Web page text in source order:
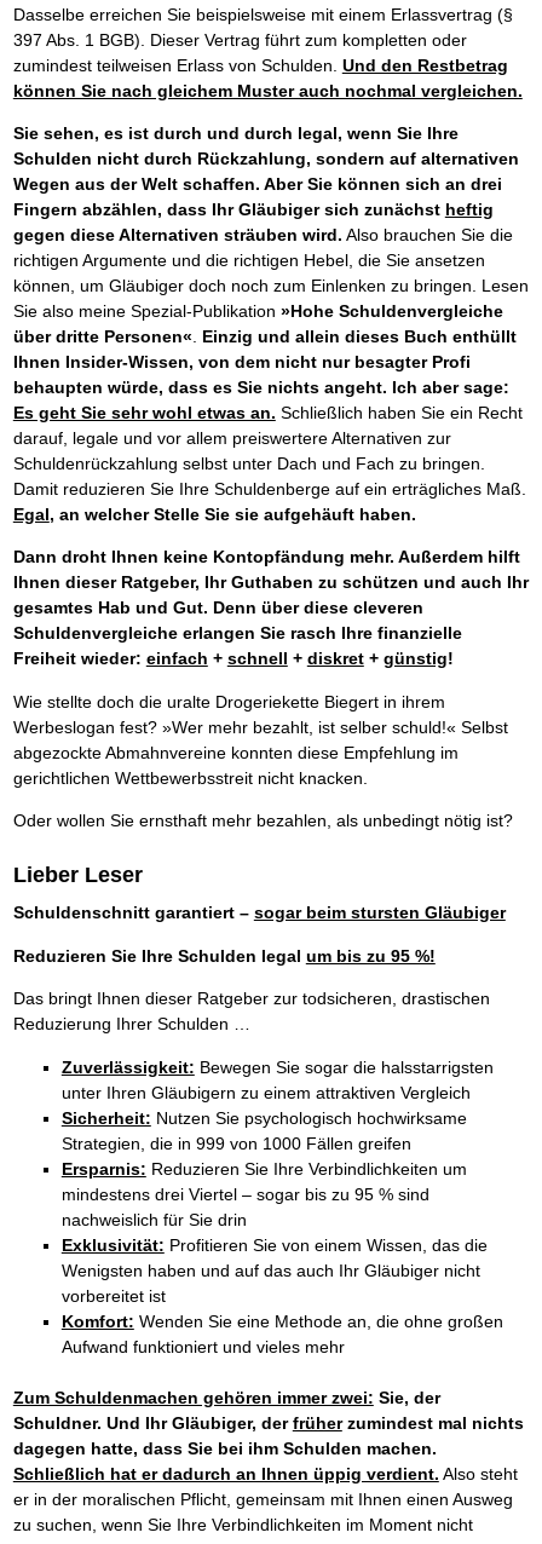
Dasselbe erreichen Sie beispielsweise mit einem Erlassvertrag (§
397 Abs. 1 BGB). Dieser Vertrag führt zum kompletten oder
zumindest teilweisen Erlass von Schulden. Und den Restbetrag
können Sie nach gleichem Muster auch nochmal vergleichen.
Sie sehen, es ist durch und durch legal, wenn Sie Ihre
Schulden nicht durch Rückzahlung, sondern auf alternativen
Wegen aus der Welt schaffen. Aber Sie können sich an drei
Fingern abzählen, dass Ihr Gläubiger sich zunächst heftig
gegen diese Alternativen sträuben wird. Also brauchen Sie die
richtigen Argumente und die richtigen Hebel, die Sie ansetzen
können, um Gläubiger doch noch zum Einlenken zu bringen. Lesen
Sie also meine Spezial-Publikation »Hohe Schuldenvergleiche
über dritte Personen«
Einzig und allein dieses Buch enthüllt
Ihnen Insider-Wissen, von dem nicht nur besagter Profi
behaupten würde, dass es Sie nichts angeht. Ich aber sage:
Es geht Sie sehr wohl etwas an. Schließlich haben Sie ein Recht
darauf, legale und vor allem preiswertere Alternativen zur
Schuldenrückzahlung selbst unter Dach und Fach zu bringen.
Damit reduzieren Sie Ihre Schuldenberge auf ein erträgliches Maß.
Egal, an welcher Stelle Sie sie aufgehäuft haben.
Dann droht Ihnen keine Kontopfändung mehr. Außerdem hilft
Ihnen dieser Ratgeber, Ihr Guthaben zu schützen und auch Ihr
gesamtes Hab und Gut. Denn über diese cleveren
Schuldenvergleiche erlangen Sie rasch Ihre finanzielle
Freiheit wieder: einfach + schnell + diskret+ günstig!
Wie stellte doch die uralte Drogeriekette Biegert in ihrem
Werbeslogan fest? »Wer mehr bezahlt, ist selber schuld!« Selbst
abgezockte Abmahnvereine konnten diese Empfehlung im
gerichtlichen Wettbewerbsstreit nicht knacken.
Oder wollen Sie ernsthaft mehr bezahlen, als unbedingt nötig ist?
Lieber Leser
Schuldenschnitt garantiert – sogar beim stursten Gläubiger
Reduzieren Sie Ihre Schulden legal um bis zu 95 %!
Das bringt Ihnen dieser Ratgeber zur todsicheren, drastischen
Reduzierung Ihrer Schulden …
Zuverlässigkeit: Bewegen Sie sogar die halsstarrigsten
unter Ihren Gläubigern zu einem attraktiven Vergleich
Sicherheit: Nutzen Sie psychologisch hochwirksame
Strategien, die in 999 von 1000 Fällen greifen
Ersparnis: Reduzieren Sie Ihre Verbindlichkeiten um
mindestens drei Viertel – sogar bis zu 95 % sind
nachweislich für Sie drin
Exklusivität: Profitieren Sie von einem Wissen, das die
Wenigsten haben und auf das auch Ihr Gläubiger nicht
vorbereitet ist
Komfort: Wenden Sie eine Methode an, die ohne großen
Aufwand funktioniert und vieles mehr
Zum Schuldenmachen gehören immer zwei: Sie, der
Schuldner. Und Ihr Gläubiger, derfrüherzumindest mal nichts
dagegen hatte, dass Sie bei ihm Schulden machen.
Schließlich hat er dadurch an Ihnen üppig verdient. Also steht
er in der moralischen Pflicht, gemeinsam mit Ihnen einen Ausweg
zu suchen, wenn Sie Ihre Verbindlichkeiten im Moment nicht